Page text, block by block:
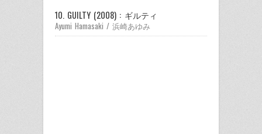
10. GUILTY (2008) : ギルティ
Ayumi Hamasaki / 浜崎あゆみ